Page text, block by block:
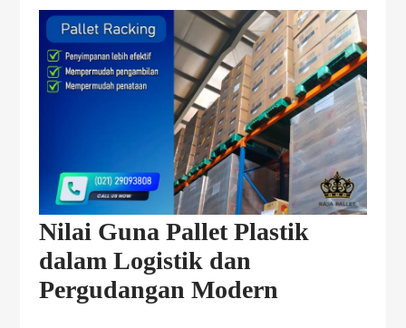
Nilai Guna Pallet Plastik
dalam Logistik dan
Pergudangan Modern